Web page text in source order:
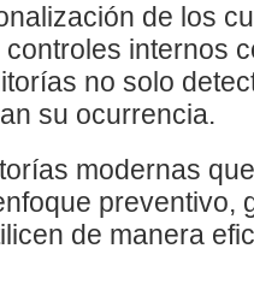
de los
internos
no solo
su ocurrencia.
modernas
preventivo,
de manera